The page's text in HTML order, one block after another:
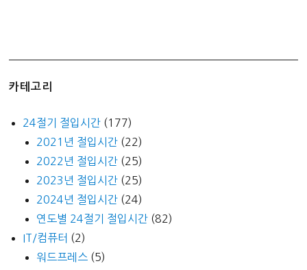
카테고리
24절기 절입시간 (177)
2021년 절입시간 (22)
2022년 절입시간 (25)
2023년 절입시간 (25)
2024년 절입시간 (24)
연도별 24절기 절입시간 (82)
IT/컴퓨터 (2)
워드프레스 (5)